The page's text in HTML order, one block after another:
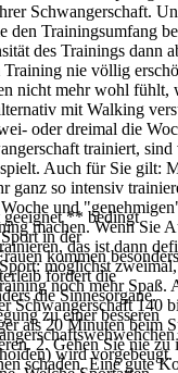
Schwangerschaft.
den Trainingsumfang
des Trainings dann
Training nie völlig
nicht mehr wohl fühlt,
mit Walking
oder dreimal die
trainiert,
Auch für Sie gilt:
ganz so intensiv
und
machen. Wenn Sie
das ist dann
möglichst
noch mehr Spaß.
Schwangerschaft 140
als 20Minuten beim
2. Gehen Sie nie zu
schaden. Eine gute
** bedingt
in der
kommen besonders
fördert die
die Sinnesorgane.
zu einer besseren
wird vorgebeugt.